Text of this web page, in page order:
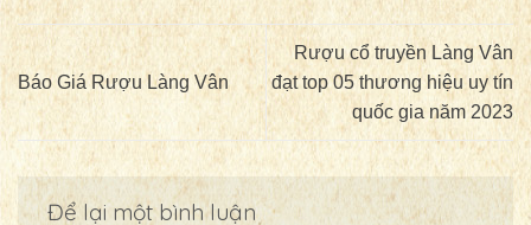
Báo Giá Rượu Làng Vân
Rượu cổ truyền Làng Vân
đạt top 05 thương hiệu uy tín
quốc gia năm 2023
Để lại một bình luận